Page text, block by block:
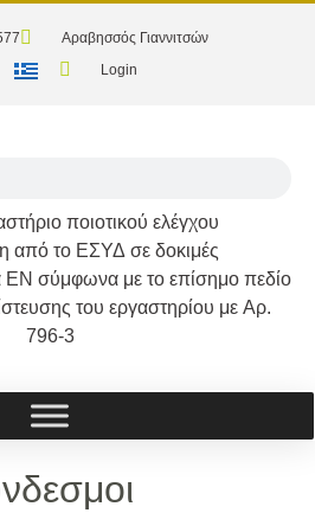
Αραβησσός Γιαννιτσών
Login
ποιοτικού ελέγχου
από το ΕΣΥΔ σε δοκιμές
ΕΝ σύμφωνα με το επίσημο πεδίο
του εργαστηρίου με Αρ.
796-3